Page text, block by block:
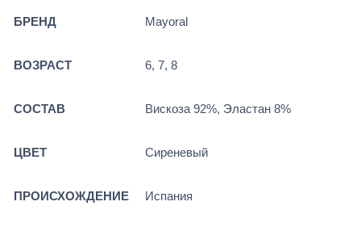
БРЕНД Mayoral
ВОЗРАСТ 6, 7, 8
СОСТАВ Вискоза 92%, Эластан 8%
ЦВЕТ Сиреневый
ПРОИСХОЖДЕНИЕ Испания